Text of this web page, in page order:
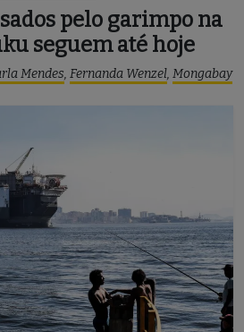
pelo garimpo na
seguem até hoje
Mendes, Fernanda Wenzel, Mongabay